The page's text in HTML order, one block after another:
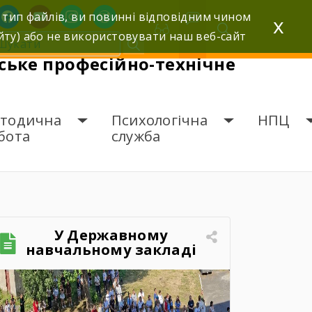
youtubeinstagramwordpress
професійно-технічне
Психологічна
служба
НПЦ
У Державному
навчальному закладі
«Шумське професійно-
технічне училище»
відбувся зворушливий
випускний захід – 2026
файлів, ви повинні відповідним чином
або не використовувати наш веб-сайт
x